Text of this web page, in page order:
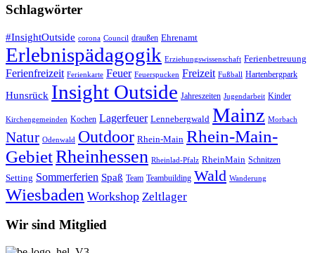
Schlagwörter
#InsightOutside corona Council draußen Ehrenamt
Erlebnispädagogik Erziehungswissenschaft Ferienbetreuung
Ferienfreizeit Ferienkarte Feuer Feuerspucken Freizeit Fußball Hartenbergpark
Hunsrück Insight Outside Jahreszeiten Jugendarbeit Kinder
Kirchengemeinden Kochen Lagerfeuer Lennebergwald Mainz Morbach
Natur Odenwald Outdoor Rhein-Main Rhein-Main-
GebietRheinhessen Rheinlad-Pfalz RheinMain Schnitzen
Setting Sommerferien Spaß Team Teambuilding Wald Wanderung
Wiesbaden Workshop Zeltlager
Wir sind Mitglied